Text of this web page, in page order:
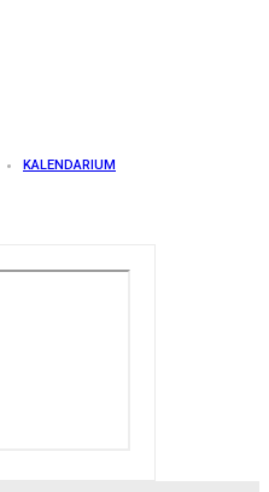
KALENDARIUM